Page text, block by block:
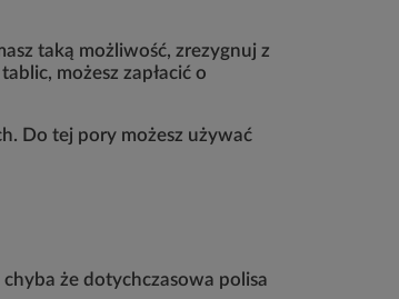
taką możliwość, zrezygnuj z
możesz zapłacić o
Do tej pory możesz używać
że dotychczasowa polisa